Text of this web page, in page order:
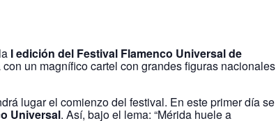
I edición del Festival Flamenco Universal de
un magnífico cartel con grandes figuras nacionales
lugar el comienzo del festival. En este primer día se
Universal. Así, bajo el lema: “Mérida huele a